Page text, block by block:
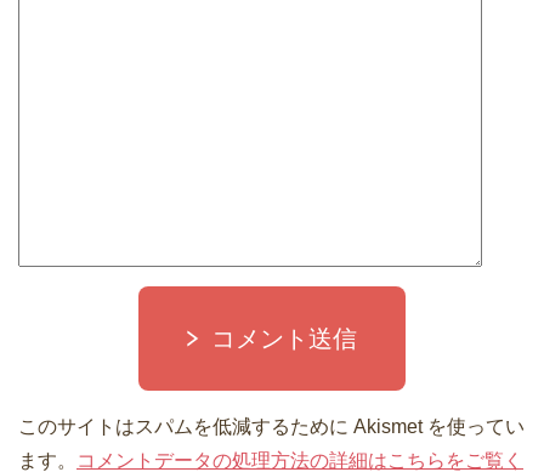
コメント送信
このサイトはスパムを低減するために Akismet を使ってい
ます。
コメントデータの処理方法の詳細はこちらをご覧く